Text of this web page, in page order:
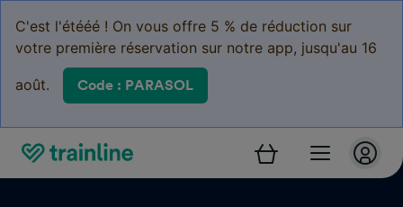
C'est l'étééé ! On vous offre 5 % de réduction sur
votre première réservation sur notre app, jusqu'au 16
août. Code : PARASOL